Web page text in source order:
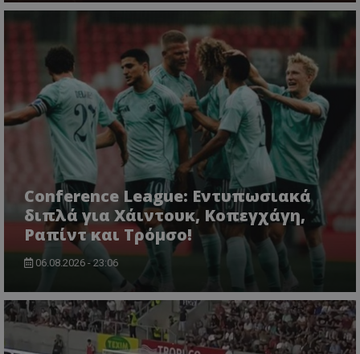
Conference League: Εντυπωσιακά
διπλά για Χάιντουκ, Κοπεγχάγη,
Ραπίντ και Τρόμσο!
06.08.2026 - 23:06